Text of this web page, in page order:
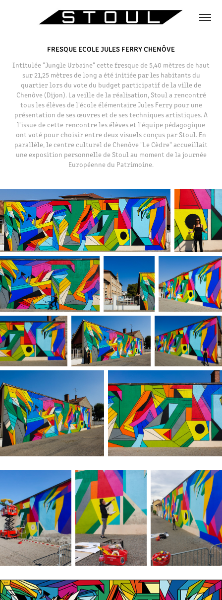
FRESQUE ECOLE JULES FERRY CHENÔVE
Intitulée "Jungle Urbaine" cette fresque de 5,40 mètres de haut
sur 21,25 mètres de long a été initiée par les habitants du
quartier lors du vote du budget participatif de la ville de
Chenôve (Dijon). La veille de la réalisation, Stoul a rencontré
tous les élèves de l'école élémentaire Jules Ferry pour une
présentation de ses œuvres et de ses techniques artistiques. A
l'issue de cette rencontre les élèves et l'équipe pédagogique
ont voté pour choisir entre deux visuels conçus par Stoul. En
parallèle, le centre culturel de Chenôve "Le Cèdre" accueillait
une exposition personnelle de Stoul au moment de la journée
Européenne du Patrimoine.